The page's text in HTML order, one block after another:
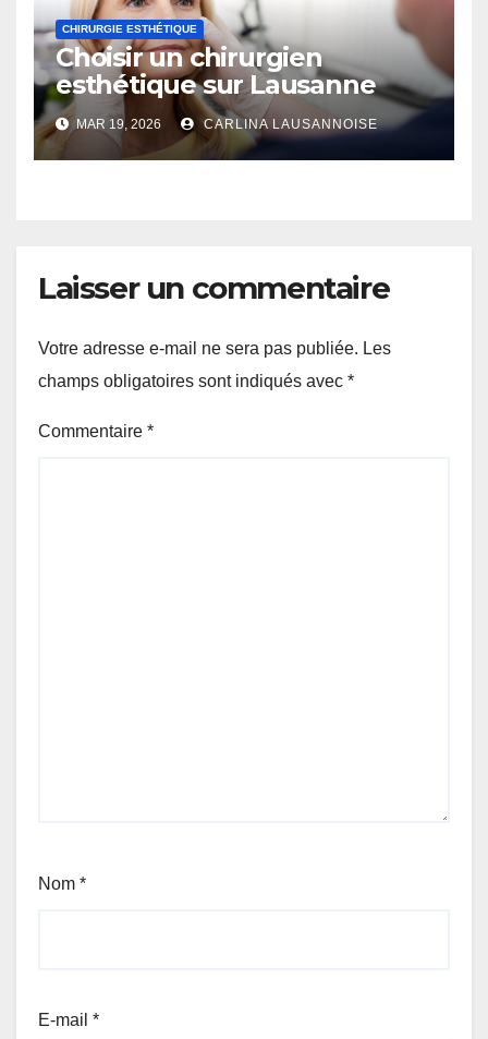
CHIRURGIE ESTHÉTIQUE
Choisir un chirurgien
esthétique sur Lausanne
MAR 19, 2026 CARLINA LAUSANNOISE
Laisser un commentaire
Votre adresse e-mail ne sera pas publiée. Les
champs obligatoires sont indiqués avec *
Commentaire *
Nom *
E-mail *